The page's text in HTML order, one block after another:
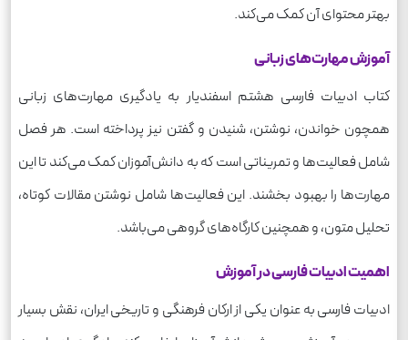
بهتر محتوای آن کمک می‌کند.
آموزش مهارت‌های زبانی
کتاب ادبیات فارسی هشتم اسفندیار به یادگیری مهارت‌های زبانی
همچون خواندن، نوشتن، شنیدن و گفتن نیز پرداخته است. هر فصل
شامل فعالیت‌ها و تمریناتی است که به دانش‌آموزان کمک می‌کند تا این
مهارت‌ها را بهبود بخشند. این فعالیت‌ها شامل نوشتن مقالات کوتاه،
تحلیل متون، و همچنین کارگاه‌های گروهی می‌باشد.
اهمیت ادبیات فارسی در آموزش
ادبیات فارسی به عنوان یکی از ارکان فرهنگی و تاریخی ایران، نقش بسیار